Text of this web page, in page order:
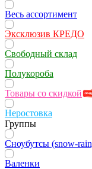
Весь ассортимент
Эксклюзив КРЕДО
Свободный склад
Полукороба
Товары со скидкой
Неростовка
Группы
Сноубутсы (snow-
Валенки